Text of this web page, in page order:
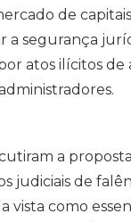
de
a segurança
atos ilícitos de
a
judiciais de
vista como